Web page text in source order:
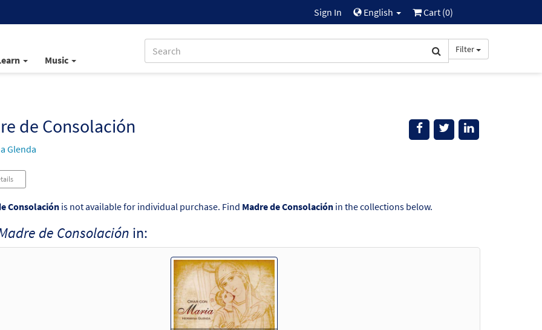
Sign In English Cart (0)
Music
Filter
de Consolación
Glenda
Consolaciónis not available for individual purchase. Find Madre de Consolaciónin the collections below.
de Consolación in: